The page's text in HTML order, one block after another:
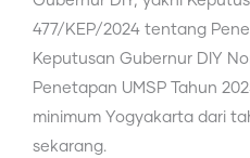
477/KEP/2024 tentang
Keputusan Gubernur DIY
Penetapan UMSP Tahun
minimum Yogyakarta dari
sekarang.